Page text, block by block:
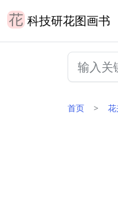
科技研花图画书
首页